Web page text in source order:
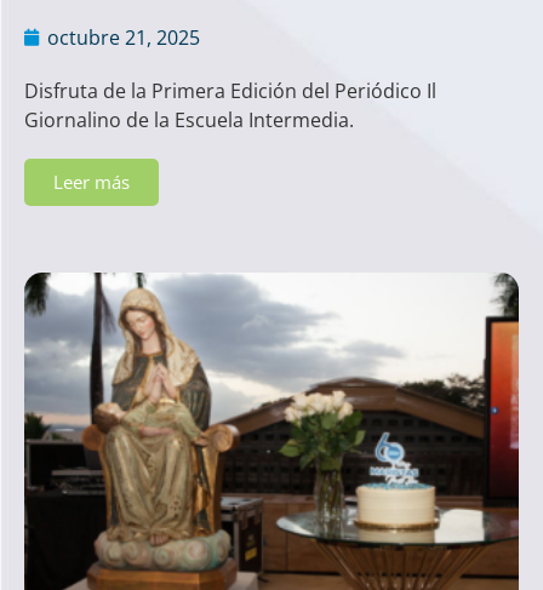
octubre 21, 2025
Disfruta de la Primera Edición del Periódico Il
Giornalino de la Escuela Intermedia.
Leer más